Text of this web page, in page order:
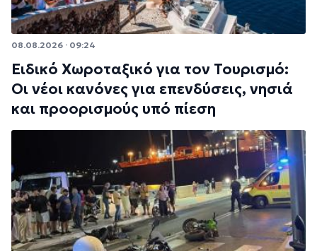
08.08.2026 · 09:24
Ειδικό Χωροταξικό για τον Τουρισμό:
Οι νέοι κανόνες για επενδύσεις, νησιά
και προορισμούς υπό πίεση